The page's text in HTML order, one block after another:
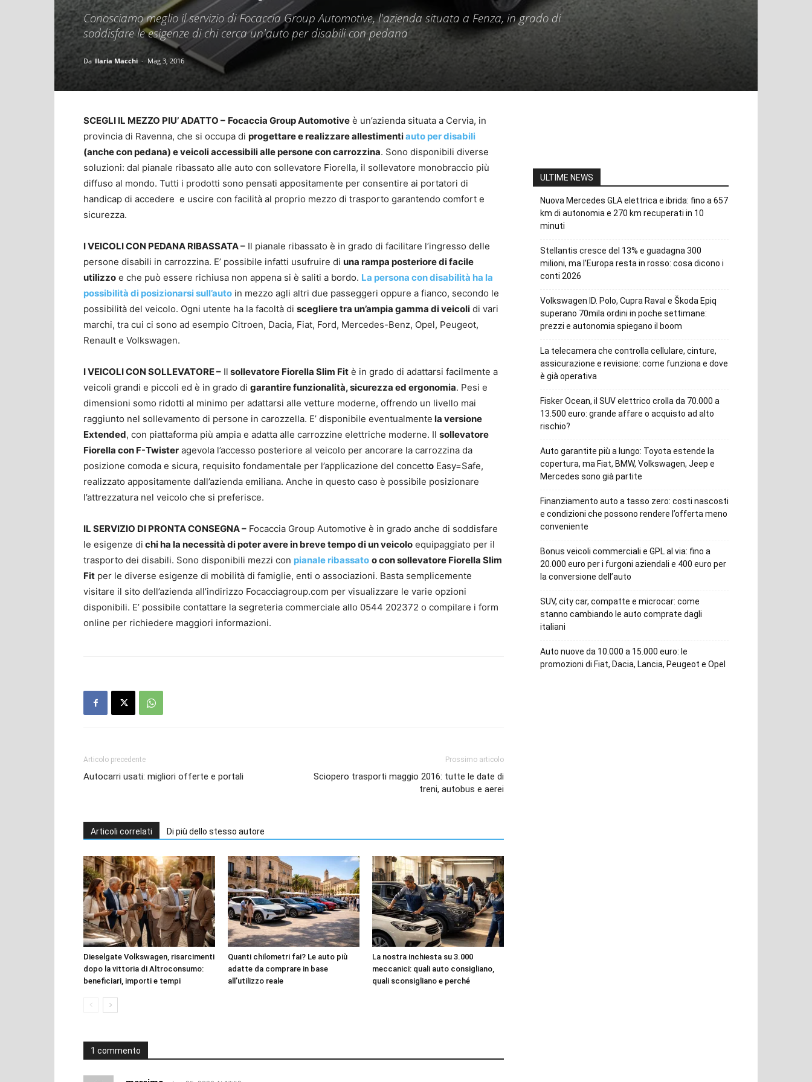
Conosciamo meglio il servizio di Focaccia Group Automotive, l'azienda situata a Fenza, in grado di
soddisfare le esigenze di chi cerca un'auto per disabili con pedana
Da Ilaria Macchi - Mag 3, 2016
SCEGLI IL MEZZO PIU’ ADATTO – Focaccia Group Automotive è un’azienda situata a Cervia, in
provincia di Ravenna, che si occupa di progettare e realizzare allestimentiauto per disabili
(anche con pedana) e veicoli accessibili alle persone con carrozzina. Sono disponibili diverse
soluzioni: dal pianale ribassato alle auto con sollevatore Fiorella, il sollevatore monobraccio più
diffuso al mondo. Tutti i prodotti sono pensati appositamente per consentire ai portatori di
handicap di accedere e uscire con facilità al proprio mezzo di trasporto garantendo comfort e
sicurezza.
I VEICOLI CON PEDANA RIBASSATA – Il pianale ribassato è in grado di facilitare l’ingresso delle
persone disabili in carrozzina. E’ possibile infatti usufruire di una rampa posteriore di facile
utilizzo e che può essere richiusa non appena si è saliti a bordo. La persona con disabilità ha la
possibilità di posizionarsi sull’auto in mezzo agli altri due passeggeri oppure a fianco, secondo le
possibilità del veicolo. Ogni utente ha la facoltà di scegliere tra un’ampia gamma di veicoli di vari
marchi, tra cui ci sono ad esempio Citroen, Dacia, Fiat, Ford, Mercedes-Benz, Opel, Peugeot,
Renault e Volkswagen.
I VEICOLI CON SOLLEVATORE – Il sollevatore Fiorella Slim Fit è in grado di adattarsi facilmente a
veicoli grandi e piccoli ed è in grado di garantire funzionalità, sicurezza ed ergonomia. Pesi e
dimensioni somo ridotti al minimo per adattarsi alle vetture moderne, offrendo un livello mai
raggiunto nel sollevamento di persone in carozzella. E’ disponibile eventualmente la versione
Extended, con piattaforma più ampia e adatta alle carrozzine elettriche moderne. Il sollevatore
Fiorella con F-Twister agevola l’accesso posteriore al veicolo per ancorare la carrozzina da
posizione comoda e sicura, requisito fondamentale per l’applicazione del concetto Easy=Safe,
realizzato appositamente dall’azienda emiliana. Anche in questo caso è possibile posizionare
l’attrezzatura nel veicolo che si preferisce.
IL SERVIZIO DI PRONTA CONSEGNA – Focaccia Group Automotive è in grado anche di soddisfare
le esigenze di chi ha la necessità di poter avere in breve tempo di un veicolo equipaggiato per il
trasporto dei disabili. Sono disponibili mezzi con pianale ribassato o con sollevatore Fiorella Slim
Fit per le diverse esigenze di mobilità di famiglie, enti o associazioni. Basta semplicemente
visitare il sito dell’azienda all’indirizzo Focacciagroup.com per visualizzare le varie opzioni
disponibili. E’ possibile contattare la segreteria commerciale allo 0544 202372 o compilare i form
online per richiedere maggiori informazioni.
Articolo precedente
Autocarri usati: migliori offerte e portali
Prossimo articolo
Sciopero trasporti maggio 2016: tutte le date di
treni, autobus e aerei
Articoli correlati Di più dello stesso autore
Dieselgate Volkswagen, risarcimenti
dopo la vittoria di Altroconsumo:
beneficiari, importi e tempi
Quanti chilometri fai? Le auto più
adatte da comprare in base
all’utilizzo reale
La nostra inchiesta su 3.000
meccanici: quali auto consigliano,
quali sconsigliano e perché
1 commento
ULTIME NEWS
Nuova Mercedes GLA elettrica e ibrida: fino a 657
km di autonomia e 270 km recuperati in 10
minuti
Stellantis cresce del 13% e guadagna 300
milioni, ma l’Europa resta in rosso: cosa dicono i
conti 2026
Volkswagen ID. Polo, Cupra Raval e Škoda Epiq
superano 70mila ordini in poche settimane:
prezzi e autonomia spiegano il boom
La telecamera che controlla cellulare, cinture,
assicurazione e revisione: come funziona e dove
è già operativa
Fisker Ocean, il SUV elettrico crolla da 70.000 a
13.500 euro: grande affare o acquisto ad alto
rischio?
Auto garantite più a lungo: Toyota estende la
copertura, ma Fiat, BMW, Volkswagen, Jeep e
Mercedes sono già partite
Finanziamento auto a tasso zero: costi nascosti
e condizioni che possono rendere l’offerta meno
conveniente
Bonus veicoli commerciali e GPL al via: fino a
20.000 euro per i furgoni aziendali e 400 euro per
la conversione dell’auto
SUV, city car, compatte e microcar: come
stanno cambiando le auto comprate dagli
italiani
Auto nuove da 10.000 a 15.000 euro: le
promozioni di Fiat, Dacia, Lancia, Peugeot e Opel